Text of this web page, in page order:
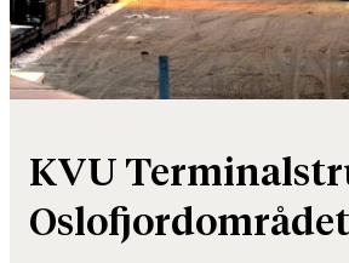
KVU
Oslofjordområdet